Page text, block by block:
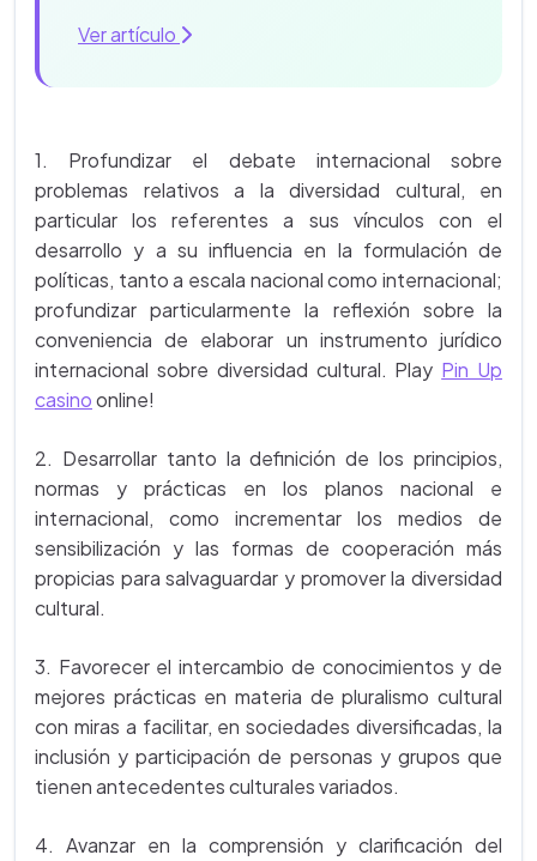
Ver artículo
1. Profundizar el debate internacional sobre
problemas relativos a la diversidad cultural, en
particular los referentes a sus vínculos con el
desarrollo y a su influencia en la formulación de
políticas, tanto a escala nacional como internacional;
profundizar particularmente la reflexión sobre la
conveniencia de elaborar un instrumento jurídico
internacional sobre diversidad cultural. Play Pin Up
casinoonline!
2. Desarrollar tanto la definición de los principios,
normas y prácticas en los planos nacional e
internacional, como incrementar los medios de
sensibilización y las formas de cooperación más
propicias para salvaguardar y promover la diversidad
cultural.
3. Favorecer el intercambio de conocimientos y de
mejores prácticas en materia de pluralismo cultural
con miras a facilitar, en sociedades diversificadas, la
inclusión y participación de personas y grupos que
tienen antecedentes culturales variados.
4. Avanzar en la comprensión y clarificación del